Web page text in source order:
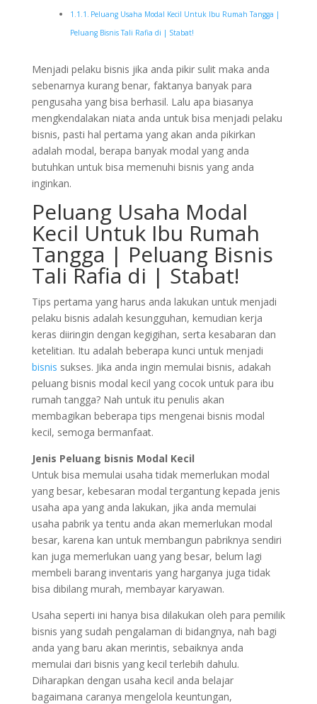
Peluang Usaha Modal Kecil Untuk Ibu Rumah Tangga |
Peluang Bisnis Tali Rafia di | Stabat!
Menjadi pelaku bisnis jika anda pikir sulit maka anda
sebenarnya kurang benar, faktanya banyak para
pengusaha yang bisa berhasil. Lalu apa biasanya
mengkendalakan niata anda untuk bisa menjadi pelaku
bisnis, pasti hal pertama yang akan anda pikirkan
adalah modal, berapa banyak modal yang anda
butuhkan untuk bisa memenuhi bisnis yang anda
inginkan.
Peluang Usaha Modal
Kecil Untuk Ibu Rumah
Tangga | Peluang Bisnis
Tali Rafia di | Stabat!
Tips pertama yang harus anda lakukan untuk menjadi
pelaku bisnis adalah kesungguhan, kemudian kerja
keras diiringin dengan kegigihan, serta kesabaran dan
ketelitian. Itu adalah beberapa kunci untuk menjadi
bisnis sukses. Jika anda ingin memulai bisnis, adakah
peluang bisnis modal kecil yang cocok untuk para ibu
rumah tangga? Nah untuk itu penulis akan
membagikan beberapa tips mengenai bisnis modal
kecil, semoga bermanfaat.
Jenis Peluang bisnis Modal Kecil
Untuk bisa memulai usaha tidak memerlukan modal
yang besar, kebesaran modal tergantung kepada jenis
usaha apa yang anda lakukan, jika anda memulai
usaha pabrik ya tentu anda akan memerlukan modal
besar, karena kan untuk membangun pabriknya sendiri
kan juga memerlukan uang yang besar, belum lagi
membeli barang inventaris yang harganya juga tidak
bisa dibilang murah, membayar karyawan.
Usaha seperti ini hanya bisa dilakukan oleh para pemilik
bisnis yang sudah pengalaman di bidangnya, nah bagi
anda yang baru akan merintis, sebaiknya anda
memulai dari bisnis yang kecil terlebih dahulu.
Diharapkan dengan usaha kecil anda belajar
bagaimana caranya mengelola keuntungan,